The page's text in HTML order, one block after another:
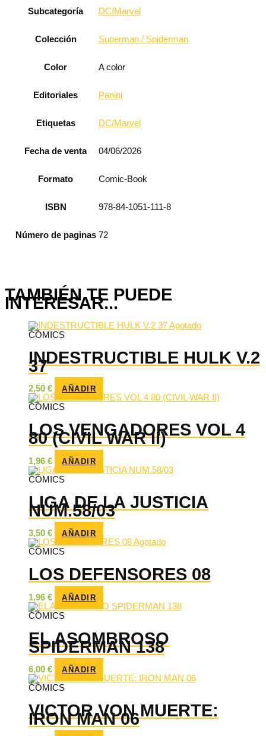
Subcategoría DC/Marvel
Colección Superman / Spiderman
Color A color
Editoriales Panini
Etiquetas DC/Marvel
Fecha de venta 04/06/2026
Formato Comic-Book
ISBN 978-84-1051-111-8
Número de paginas 72
TAMBIÉN TE PUEDE
INTERESAR...
Agotado
CÓMICS
INDESTRUCTIBLE HULK V.2
37
2,50 € AÑADIR
CÓMICS
LOS VENGADORES VOL 4
80 (CIVIL WAR II)
1,96 € AÑADIR
CÓMICS
LIGA DE LA JUSTICIA
NUM.58/03
3,50 € AÑADIR
Agotado
CÓMICS
LOS DEFENSORES 08
1,96 € AÑADIR
CÓMICS
EL ASOMBROSO
SPIDERMAN 138
6,00 € AÑADIR
CÓMICS
VICTOR VON MUERTE:
IRON MAN 06